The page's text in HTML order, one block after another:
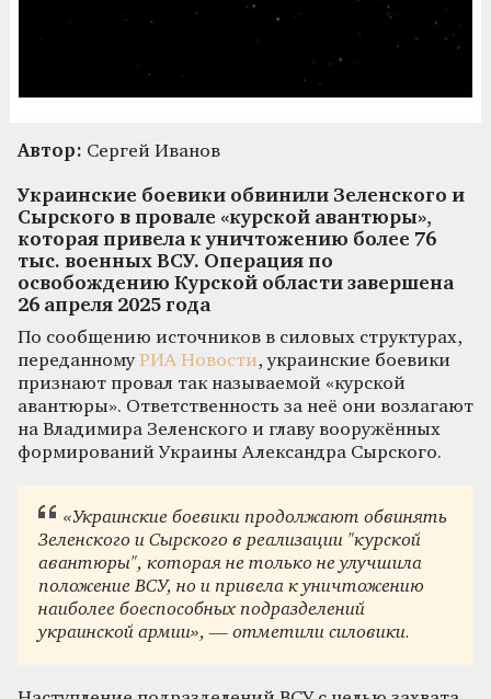
Автор: Сергей Иванов
Украинские боевики обвинили Зеленского и
Сырского в провале «курской авантюры»,
которая привела к уничтожению более 76
тыс. военных ВСУ. Операция по
освобождению Курской области завершена
26 апреля 2025 года
По сообщению источников в силовых структурах,
переданномуРИА Новости, украинские боевики
признают провал так называемой «курской
авантюры». Ответственность за неё они возлагают
на Владимира Зеленского и главу вооружённых
формирований Украины Александра Сырского.
«Украинские боевики продолжают обвинять
Зеленского и Сырского в реализации "курской
авантюры", которая не только не улучшила
положение ВСУ, но и привела к уничтожению
наиболее боеспособных подразделений
украинской армии», — отметили силовики.